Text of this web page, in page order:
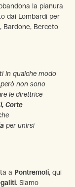
la pianura
dai Lombardi per
Bardone, Berceto
in qualche modo
non sono
le direttrice
Corte
per unirsi
a Pontremoli, qui
. Siamo